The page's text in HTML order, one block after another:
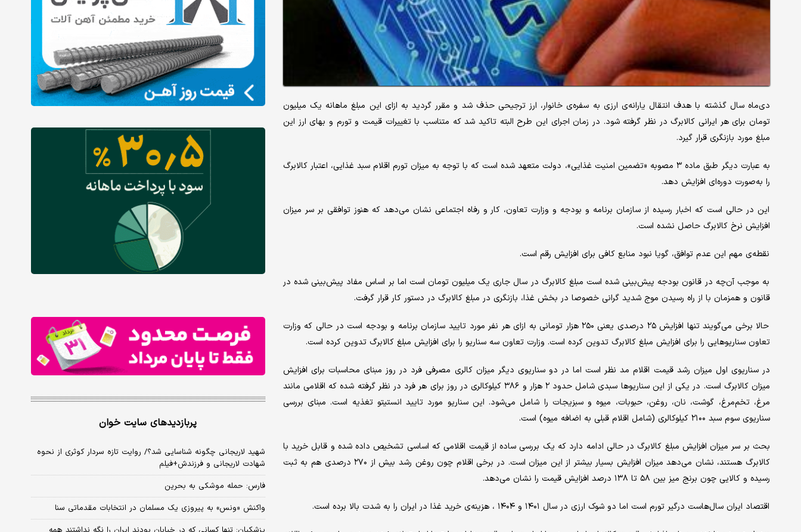
دی‌ماه سال گذشته با هدف انتقال یارانه‌ی ارزی به سفره‌ی خانوار، ارز ترجیحی حذف شد و مقرر گردید به ازای این مبلغ ماهانه یک میلیون
تومان برای هر ایرانی کالابرگ در نظر گرفته شود. در زمان اجرای این طرح البته تاکید شد که متناسب با تغییرات قیمت و تورم و بهای ارز این
مبلغ مورد بازنگری قرار گیرد.
به عبارت دیگر طبق ماده ۳ مصوبه «تضمین امنیت غذایی»، دولت متعهد شده است که با توجه به میزان تورم اقلام سبد غذایی، اعتبار کالابرگ
را به‌صورت دوره‌ای افزایش دهد.
این در حالی است که اخبار رسیده از سازمان برنامه و بودجه و وزارت تعاون، کار و رفاه اجتماعی نشان می‌دهد که هنوز توافقی بر سر میزان
افزایش نرخ کالابرگ حاصل نشده است.
نقطه‌ی مهم این عدم توافق، گویا نبود منابع کافی برای افزایش رقم است.
به موجب آن‌چه در قانون بودجه پیش‌بینی شده است مبلغ کالابرگ در سال جاری یک میلیون تومان است اما بر اساس مفاد پیش‌بینی شده در
قانون و همزمان با از راه رسیدن موج شدید گرانی خصوصا در بخش غذا، بازنگری در مبلغ کالابرگ در دستور کار قرار گرفت.
حالا برخی می‌گویند تنها افزایش ۲۵ درصدی یعنی ۲۵۰ هزار تومانی به ازای هر نفر مورد تایید سازمان برنامه و بودجه است در حالی که وزارت
تعاون سناریوهایی را برای افزایش مبلغ کالابرگ تدوین کرده است. وزارت تعاون سه سناریو را برای افزایش مبلغ کالابرگ تدوین کرده است.
در سناریوی اول میزان رشد قیمت اقلام مد نظر است اما در دو سناریوی دیگر میزان کالری مصرفی فرد در روز مبنای محاسبات برای افزایش
میزان کالابرگ است. در یکی از این سناریوها سبدی شامل حدود ۲ هزار و ۳۸۶ کیلوکالری در روز برای هر فرد در نظر گرفته شده که اقلامی مانند
مرغ، تخم‌مرغ، گوشت، نان، روغن، حبوبات، میوه و سبزیجات را شامل می‌شود. این سناریو مورد تایید انستیتو تغذیه است. مبنای بررسی
سناریوی سوم سبد ۲۱۰۰ کیلوکالری (شامل اقلام قبلی به اضافه میوه) است.
بحث بر سر میزان افزایش مبلغ کالابرگ در حالی ادامه دارد که یک بررسی ساده از قیمت اقلامی که اساسی تشخیص داده شده و قابل خرید با
کالابرگ هستند، نشان می‌دهد میزان افزایش بسیار بیشتر از این میزان است. در برخی اقلام چون روغن رشد بیش از ۲۷۰ درصدی هم به ثبت
رسیده و کالایی چون برنج میز بین ۵۸ تا ۱۳۸ درصد افزایش قیمت را نشان می‌دهد.
اقتصاد ایران سال‌هاست درگیر تورم است اما دو شوک ارزی در سال ۱۴۰۱ و ۱۴۰۴ ، هزینه‌ی خرید غذا در ایران را به شدت بالا برده است.
پربازدیدهای سایت خوان
شهید لاریجانی چگونه شناسایی شد؟/ روایت تازه سردار کوثری از نحوه
شهادت لاریجانی و فرزندش+فیلم
فارس: حمله موشکی به بحرین
واکنش «ونس» به پیروزی یک مسلمان در انتخابات مقدماتی سنا